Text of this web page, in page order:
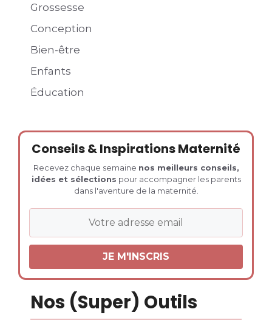
Grossesse
Conception
Bien-être
Enfants
Éducation
Conseils & Inspirations Maternité
Recevez chaque semaine nos meilleurs conseils,
idées et sélections pour accompagner les parents
dans l'aventure de la maternité.
Nos (Super) Outils